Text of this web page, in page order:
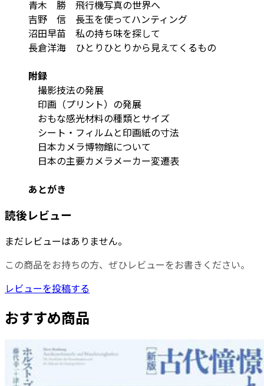
青木 勝 飛行機写真の世界へ
吉野 信 長玉を使ってハンティング
沼田早苗 私の持ち味を探して
長倉洋海 ひとりひとりから見えてくるもの
附録
撮影技法の発展
印画（プリント）の発展
おもな感光材料の種類とサイズ
シート・フィルムと印画紙の寸法
日本カメラ博物館について
日本の主要カメラメーカー変遷表
あとがき
読後レビュー
まだレビューはありません。
この商品をお持ちの方、ぜひレビューをお書きください。
レビューを投稿する
おすすめ商品